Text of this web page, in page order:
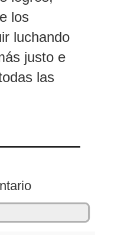
los
luchando
justo e
las